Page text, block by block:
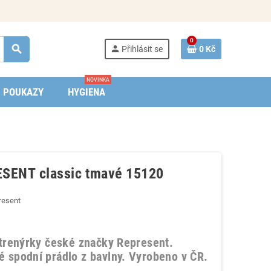
search person Přihlásit se
0
0 Kč
POUKAZY HYGIENA
NOVINKA
classic tmavé 15120
české značky Represent.
spodní prádlo z bavlny. Vyrobeno v ČR.